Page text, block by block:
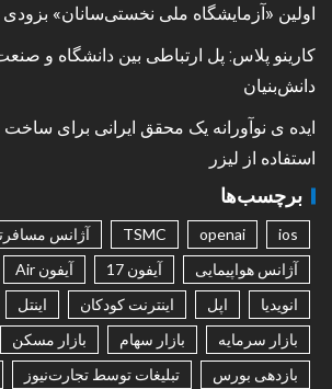
اولین «آزمایشگاه ملی نخستی‌سانان»
کارینو پلاس: پل ارتباطی بین دانشگاه و
دانش‌بنیان
ایده ی نوآورانه یک محقق ایرانی برای ساخت
استفاده از لیزر
برچسب‌ها
ios
openai
TSMC
آژانس
آژانس هواپیمایی
آیفون 17 آیفون Air
انویدیا
اپل اینترنت کودکان اینتل
بازار سرمایه
بازار سهام بازار مسکن
بازدهی بورس
تبلیغات توسط تجارت‌نیوز